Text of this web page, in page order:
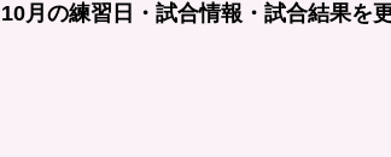
10月の練習日・試合情報・試合結果を